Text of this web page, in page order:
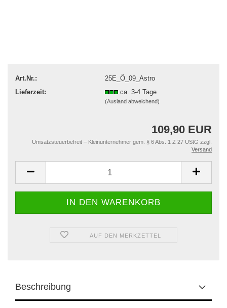
Art.Nr.:
25E_Ö_09_Astro
Lieferzeit:
ca. 3-4 Tage
(Ausland abweichend)
109,90 EUR
Umsatzsteuerbefreit – Kleinunternehmer gem. § 6 Abs. 1 Z 27 UStG zzgl.
Versand
AUF DEN MERKZETTEL
Beschreibung